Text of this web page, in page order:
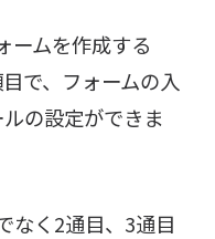
ムを作成する
で、フォームの入
の設定ができま
なく2通目、3通目